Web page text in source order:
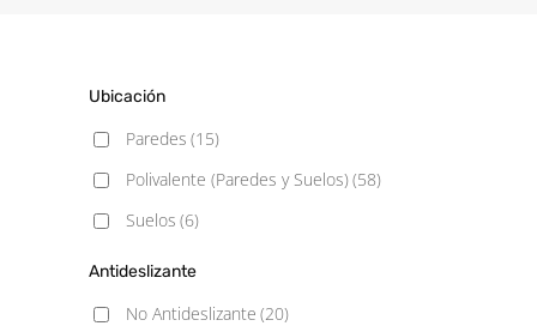
Ubicación
Paredes (15)
Polivalente (Paredes y Suelos)(58)
Suelos (6)
Antideslizante
No Antideslizante (20)